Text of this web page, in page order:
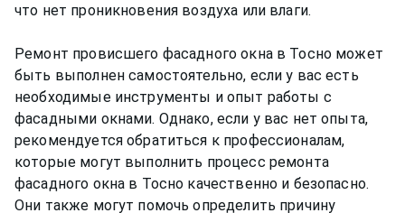
что нет проникновения воздуха или влаги.
Ремонт провисшего фасадного окна в Тосно может
быть выполнен самостоятельно, если у вас есть
необходимые инструменты и опыт работы с
фасадными окнами. Однако, если у вас нет опыта,
рекомендуется обратиться к профессионалам,
которые могут выполнить процесс ремонта
фасадного окна в Тосно качественно и безопасно.
Они также могут помочь определить причину